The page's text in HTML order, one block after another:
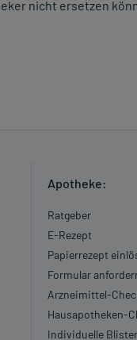
nicht ersetzen
Apotheke:
Ratgeber
E-Rezept
Papierrezept
Formular
Arzneimittel-
Hausapotheken-
Individuelle Blister